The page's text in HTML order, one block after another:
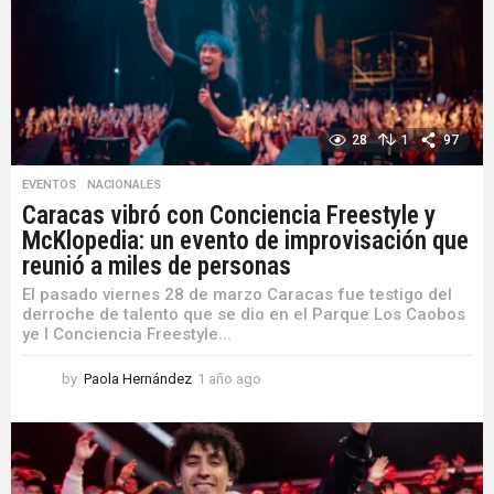
o
28 1 97
EVENTOS ,NACIONALES
Caracas vibró con Conciencia Freestyle y
McKlopedia: un evento de improvisación que
reunió a miles de personas
El pasado viernes 28 de marzo Caracas fue testigo del
derroche de talento que se dio en el Parque Los Caobos
ye l Conciencia Freestyle...
by Paola Hernández 1 año ago
ñ
g